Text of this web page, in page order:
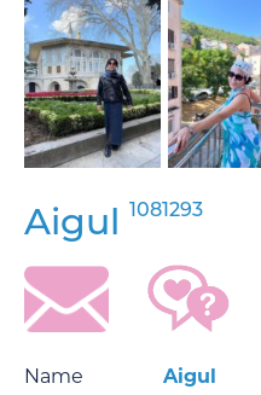
Aigul 1081293
Name
Aigul